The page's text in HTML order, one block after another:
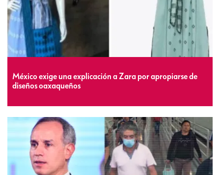
México exige una explicación a Zara por apropiarse de
diseños oaxaqueños